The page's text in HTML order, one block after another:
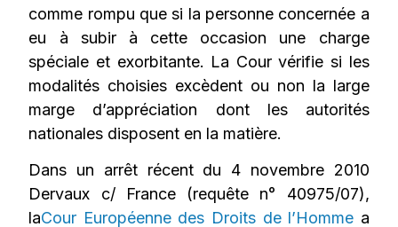
comme rompu que si la personne concernée a
eu à subir à cette occasion une charge
spéciale et exorbitante. La Cour vérifie si les
modalités choisies excèdent ou non la large
marge d’appréciation dont les autorités
nationales disposent en la matière.
Dans un arrêt récent du 4 novembre 2010
Dervaux c/ France (requête n° 40975/07),
laCour Européenne des Droits de l’Homme a